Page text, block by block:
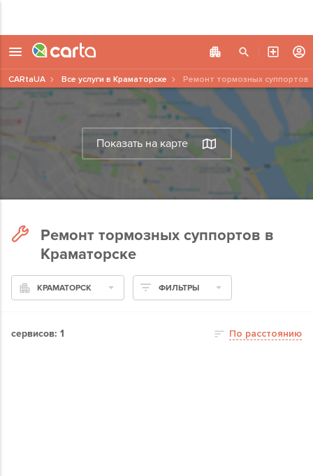
Показать на карте
CARtaUA Все услуги в Краматорске Ремонт тормозных суппортов
Ремонт тормозных суппортов в
Краматорске
КРАМАТОРСК ФИЛЬТРЫ
сервисов: 1 По расстоянию